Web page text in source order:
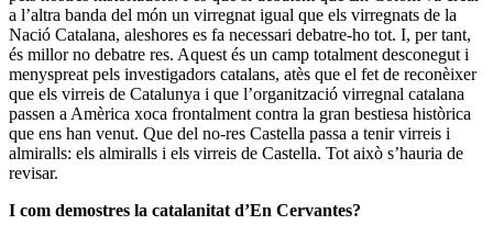
a l’altra banda del món un virregnat igual que els virregnats de la
Nació Catalana, aleshores es fa necessari debatre-ho tot. I, per tant,
és millor no debatre res. Aquest és un camp totalment desconegut i
menyspreat pels investigadors catalans, atès que el fet de reconèixer
que els virreis de Catalunya i que l’organització virregnal catalana
passen a Amèrica xoca frontalment contra la gran bestiesa històrica
que ens han venut. Que del no-res Castella passa a tenir virreis i
almiralls: els almiralls i els virreis de Castella. Tot això s’hauria de
revisar.
I com demostres la catalanitat d’En Cervantes?